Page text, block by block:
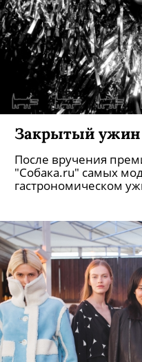
Закрытый ужин
После вручения
"Собака.ru" самых
гастрономическом